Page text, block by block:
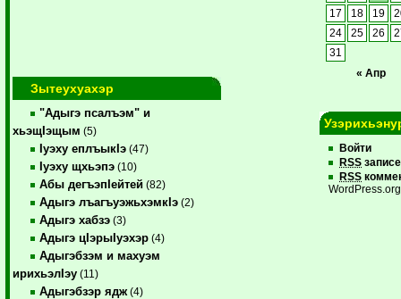
Зытеухуахэр
"Адыгэ псалъэм" и
хьэщIэщым (5)
Iуэху еплъыкIэ (47)
Iуэху щхьэпэ (10)
Абы дегъэпIейтей (82)
Адыгэ лъагъуэжьхэмкIэ (2)
Адыгэ хабзэ (3)
Адыгэ цIэрыIуэхэр (4)
Адыгэбзэм и махуэм
ирихьэлIэу (11)
Адыгэбзэр ядж (4)
« Апр
17
18 19
24
25 26
31
Войти
RSS
RSS
WordPress.org